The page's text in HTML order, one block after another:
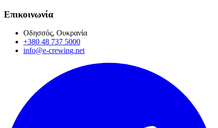
Επικοινωνία
Οδησσός, Ουκρανία
+380 48 737 5000
info@e-crewing.net